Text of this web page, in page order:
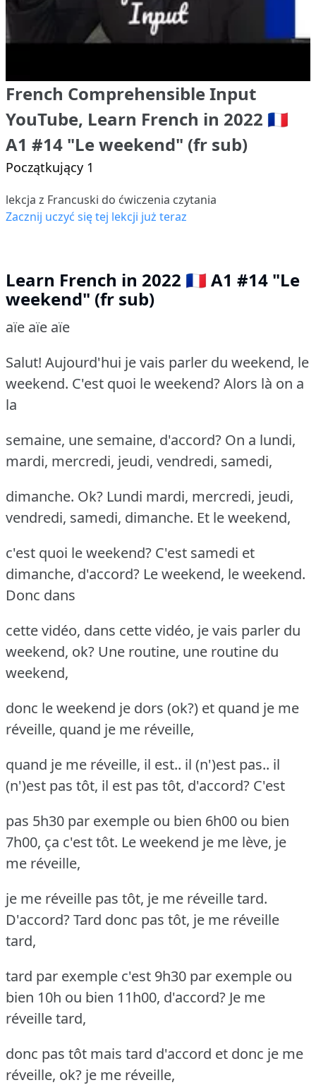
French Comprehensible Input
YouTube, Learn French in 2022 🇫🇷
A1 #14 "Le weekend" (fr sub)
Początkujący 1
lekcja z Francuski do ćwiczenia czytania
Zacznij uczyć się tej lekcji już teraz
Learn French in 2022 🇫🇷 A1 #14 "Le
weekend" (fr sub)
aïe aïe aïe
Salut! Aujourd'hui je vais parler du weekend, le
weekend. C'est quoi le weekend? Alors là on a
la
semaine, une semaine, d'accord? On a lundi,
mardi, mercredi, jeudi, vendredi, samedi,
dimanche. Ok? Lundi mardi, mercredi, jeudi,
vendredi, samedi, dimanche. Et le weekend,
c'est quoi le weekend? C'est samedi et
dimanche, d'accord? Le weekend, le weekend.
Donc dans
cette vidéo, dans cette vidéo, je vais parler du
weekend, ok? Une routine, une routine du
weekend,
donc le weekend je dors (ok?) et quand je me
réveille, quand je me réveille,
quand je me réveille, il est.. il (n')est pas.. il
(n')est pas tôt, il est pas tôt, d'accord? C'est
pas 5h30 par exemple ou bien 6h00 ou bien
7h00, ça c'est tôt. Le weekend je me lève, je
me réveille,
je me réveille pas tôt, je me réveille tard.
D'accord? Tard donc pas tôt, je me réveille
tard,
tard par exemple c'est 9h30 par exemple ou
bien 10h ou bien 11h00, d'accord? Je me
réveille tard,
donc pas tôt mais tard d'accord et donc je me
réveille, ok? je me réveille,